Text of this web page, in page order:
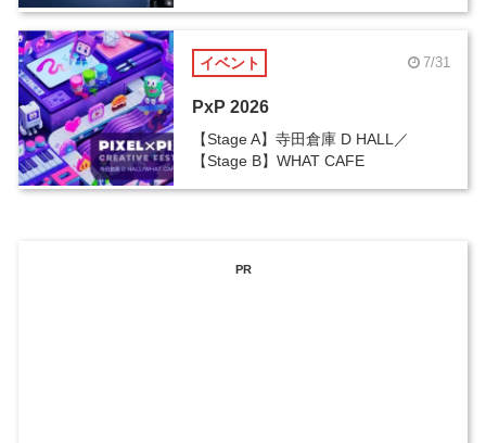
イベント 7/31
PxP 2026
【Stage A】寺田倉庫 D HALL／
【Stage B】WHAT CAFE
PR